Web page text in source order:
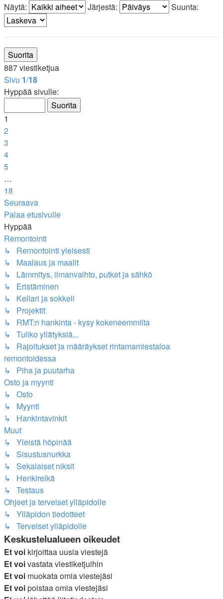
Näytä:
Järjestä: Suunta:
887 viestiketjua
Sivu 1/18
Hyppää sivulle:
1
2
3
4
5
…
18
Seuraava
Palaa etusivulle
Hyppää
Remontointi
↳ Remontointi yleisesti
↳ Maalaus ja maalit
↳ Lämmitys, ilmanvaihto, putket ja sähkö
↳ Eristäminen
↳ Kellari ja sokkeli
↳ Projektit
↳ RMT:n hankinta - kysy kokeneemmilta
↳ Tuliko yllätyksiä...
↳ Rajoitukset ja määräykset rintamamiestaloa
remontoidessa
↳ Piha ja puutarha
Osto ja myynti
↳ Osto
↳ Myynti
↳ Hankintavinkit
Muut
↳ Yleistä höpinää
↳ Sisustusnurkka
↳ Sekalaiset niksit
↳ Henkireikä
↳ Testaus
Ohjeet ja terveiset ylläpidolle
↳ Ylläpidon tiedotteet
↳ Terveiset ylläpidolle
Keskustelualueen oikeudet
Et voi kirjoittaa uusia viestejä
Et voivastata viestiketjuihin
Et voi muokata omia viestejäsi
Et voipoistaa omia viestejäsi